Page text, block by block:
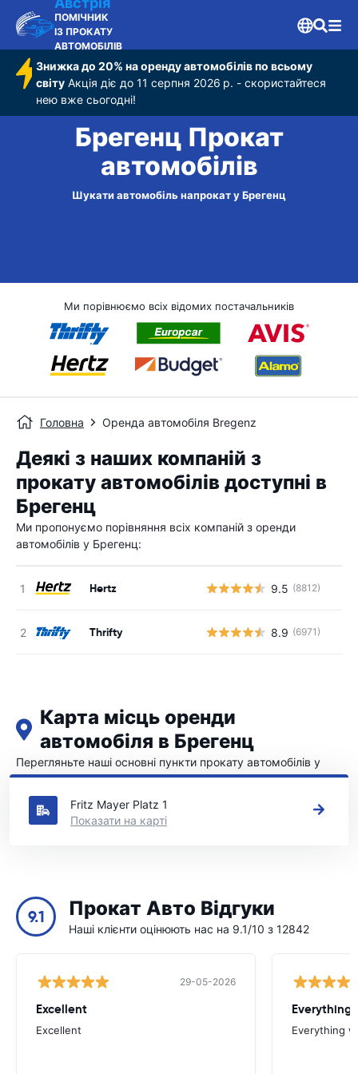
ПОМІЧНИК
ІЗ ПРОКАТУ
АВТОМОБІЛІВ
Знижка до 20% на оренду автомобілів по всьому
світу Акція діє до 11 серпня 2026 р. - скористайтеся
нею вже сьогодні!
Брегенц Прокат
автомобілів
Шукати автомобіль напрокат у Брегенц
Ми порівнюємо всіх відомих постачальників
Головна Оренда автомобіля Bregenz
Деякі з наших компаній з
прокату автомобілів доступні в
Брегенц
Ми пропонуємо порівняння всіх компаній з оренди
автомобілів у Брегенц:
Hertz 9.5 (8812)
Thrifty 8.9 (6971)
Карта місць оренди
автомобіля в Брегенц
Перегляньте наші основні пункти прокату автомобілів у
Брегенц
Fritz Mayer Platz 1
Показати на карті
9.1 Прокат Авто Відгуки
Наші клієнти оцінюють нас на 9.1/10 з 12842
29-05-2026
Excellent
Excellent
Everything
Everything